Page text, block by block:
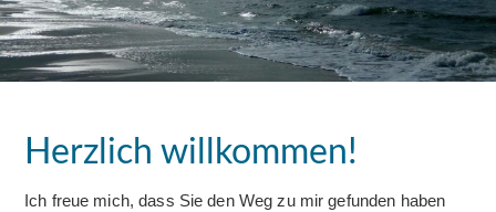
Herzlich willkommen!
Ich freue mich, dass Sie den Weg zu mir gefunden haben